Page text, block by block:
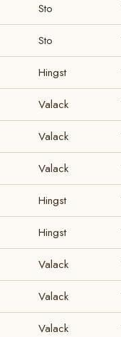
Sto
Sto
Hingst
Valack
Valack
Valack
Hingst
Hingst
Valack
Valack
Valack